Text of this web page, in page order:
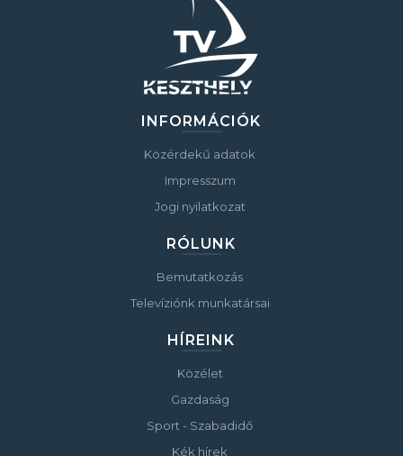
INFORMÁCIÓK
Közérdekű adatok
Impresszum
Jogi nyilatkozat
RÓLUNK
Bemutatkozás
Televíziónk munkatársai
HÍREINK
Közélet
Gazdaság
Sport - Szabadidő
Kék hírek